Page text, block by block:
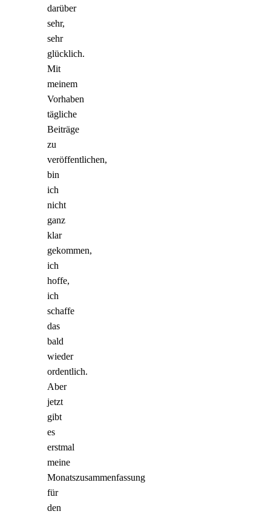
darüber
sehr,
sehr
glücklich.
Mit
meinem
Vorhaben
tägliche
Beiträge
zu
veröffentlichen,
bin
ich
nicht
ganz
klar
gekommen,
ich
hoffe,
ich
schaffe
das
bald
wieder
ordentlich.
Aber
jetzt
gibt
es
erstmal
meine
Monatszusammenfassung
für
den